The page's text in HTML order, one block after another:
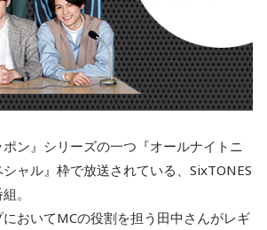
ポン』シリーズの一つ『オールナイトニ
ャル』枠で放送されている、SixTONES
。
おいてMCの役割を担う田中さんがレギ